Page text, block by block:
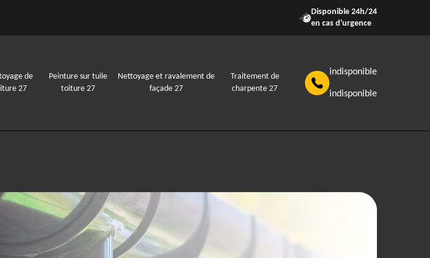
Disponible 24h/24
en cas d'urgence
de
27
Peinture sur tuile
toiture 27
Nettoyage et ravalement de
façade 27
Traitement de
charpente 27
indisponible
indisponible